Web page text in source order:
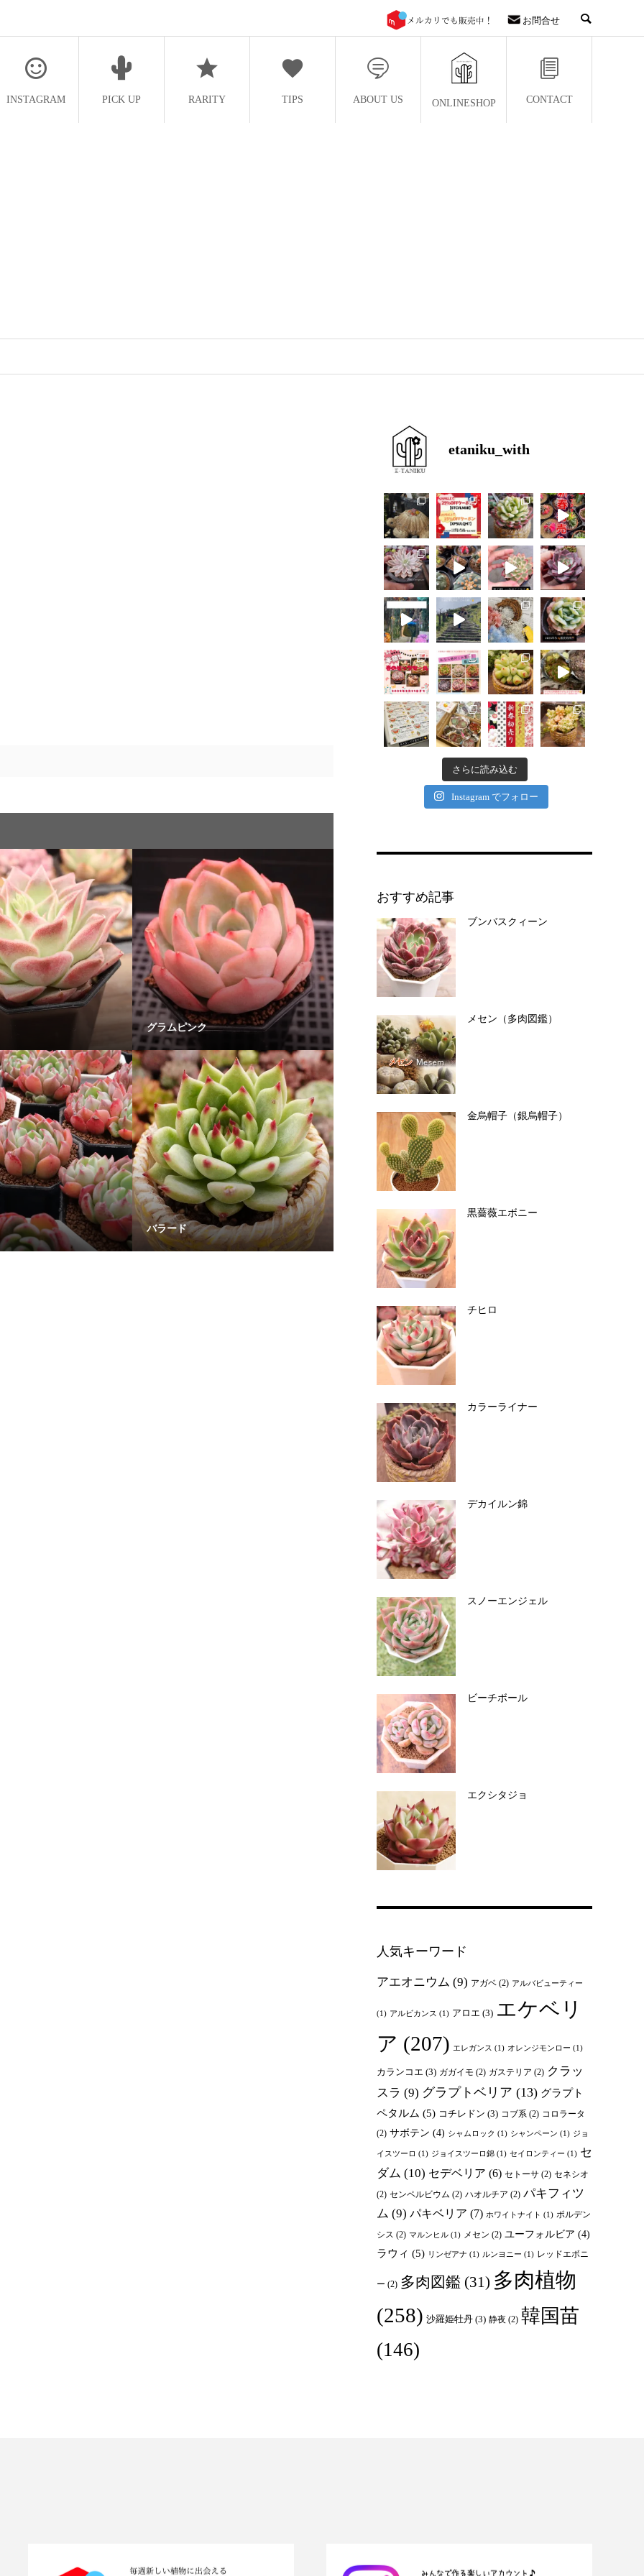
お問合せ
INSTAGRAM PICK UP RARITY TIPS ABOUT US ONLINESHOP CONTACT
グラムピンク
バラード
etaniku_with
さらに読み込む
Instagram でフォロー
おすすめ記事
ブンバスクィーン
メセン（多肉図鑑）
金烏帽子（銀烏帽子）
黒薔薇エボニー
チヒロ
カラーライナー
デカイルン錦
スノーエンジェル
ビーチボール
エクシタジョ
人気キーワード
アエオニウム (9) アガベ (2) アルバビューティー
(1) アルビカンス (1) アロエ (3) エケベリ
ア (207) エレガンス (1) オレンジモンロー (1)
カランコエ (3) ガガイモ (2) ガステリア (2) クラッ
スラ (9) グラプトベリア (13) グラプト
ペタルム (5) コチレドン (3) コブ系 (2) コロラータ
(2) サボテン (4) シャムロック (1) シャンペーン (1) ジョ
イスツーロ (1) ジョイスツーロ錦 (1) セイロンティー (1) セ
ダム (10) セデベリア (6) セトーサ (2) セネシオ
(2) センペルビウム (2) ハオルチア (2) パキフィツ
ム (9) パキベリア (7) ホワイトナイト (1) ポルデン
シス (2) マルンヒル (1) メセン (2) ユーフォルビア (4)
ラウィ (5) リンゼアナ (1) ルンヨニー (1) レッドエボニ
ー (2) 多肉図鑑 (31) 多肉植物
(258) 沙羅姫牡丹 (3) 静夜 (2) 韓国苗
(146)